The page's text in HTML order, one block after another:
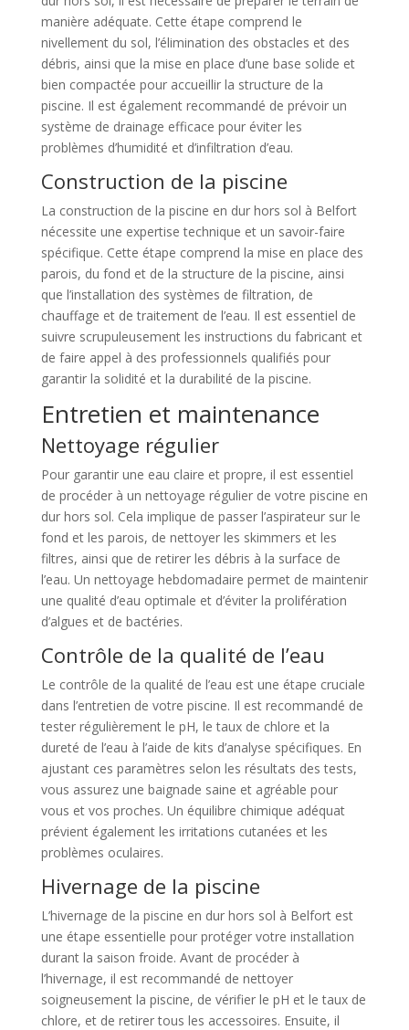
manière adéquate. Cette étape comprend le
nivellement du sol, l’élimination des obstacles et des
débris, ainsi que la mise en place d’une base solide et
bien compactée pour accueillir la structure de la
piscine. Il est également recommandé de prévoir un
système de drainage efficace pour éviter les
problèmes d’humidité et d’infiltration d’eau.
Construction de la piscine
La construction de la piscine en dur hors sol à Belfort
nécessite une expertise technique et un savoir-faire
spécifique. Cette étape comprend la mise en place des
parois, du fond et de la structure de la piscine, ainsi
que l’installation des systèmes de filtration, de
chauffage et de traitement de l’eau. Il est essentiel de
suivre scrupuleusement les instructions du fabricant et
de faire appel à des professionnels qualifiés pour
garantir la solidité et la durabilité de la piscine.
Entretien et maintenance
Nettoyage régulier
Pour garantir une eau claire et propre, il est essentiel
de procéder à un nettoyage régulier de votre piscine en
dur hors sol. Cela implique de passer l’aspirateur sur le
fond et les parois, de nettoyer les skimmers et les
filtres, ainsi que de retirer les débris à la surface de
l’eau. Un nettoyage hebdomadaire permet de maintenir
une qualité d’eau optimale et d’éviter la prolifération
d’algues et de bactéries.
Contrôle de la qualité de l’eau
Le contrôle de la qualité de l’eau est une étape cruciale
dans l’entretien de votre piscine. Il est recommandé de
tester régulièrement le pH, le taux de chlore et la
dureté de l’eau à l’aide de kits d’analyse spécifiques. En
ajustant ces paramètres selon les résultats des tests,
vous assurez une baignade saine et agréable pour
vous et vos proches. Un équilibre chimique adéquat
prévient également les irritations cutanées et les
problèmes oculaires.
Hivernage de la piscine
L’hivernage de la piscine en dur hors sol à Belfort est
une étape essentielle pour protéger votre installation
durant la saison froide. Avant de procéder à
l’hivernage, il est recommandé de nettoyer
soigneusement la piscine, de vérifier le pH et le taux de
chlore, et de retirer tous les accessoires. Ensuite, il